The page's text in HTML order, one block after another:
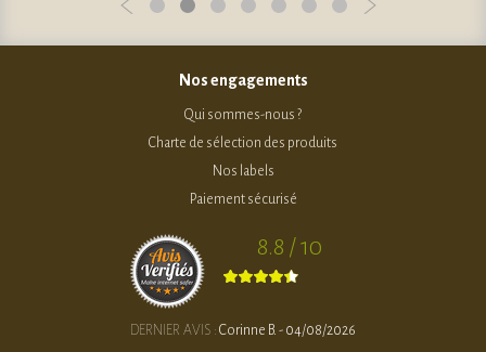
Nos engagements
Qui sommes-nous ?
Charte de sélection des produits
Nos labels
Paiement sécurisé
8.8 / 10
DERNIER AVIS : Corinne B. - 04/08/2026